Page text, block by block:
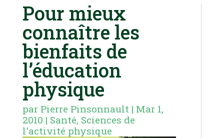
Pour mieux
connaître les
bienfaits de
l’éducation
physique
par Pierre Pinsonnault| Mar 1,
2010 | Santé, Sciences de
l'activité physique